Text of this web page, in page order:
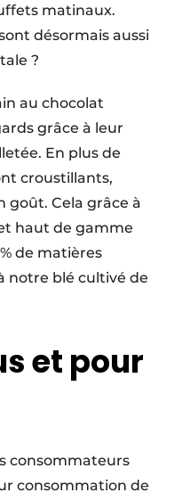
matinaux.
désormais aussi
?
au chocolat
grâce à leur
En plus de
croustillants,
goût. Cela grâce à
haut de gamme
de matières
notre blé cultivé de
et pour
consommateurs
consommation de